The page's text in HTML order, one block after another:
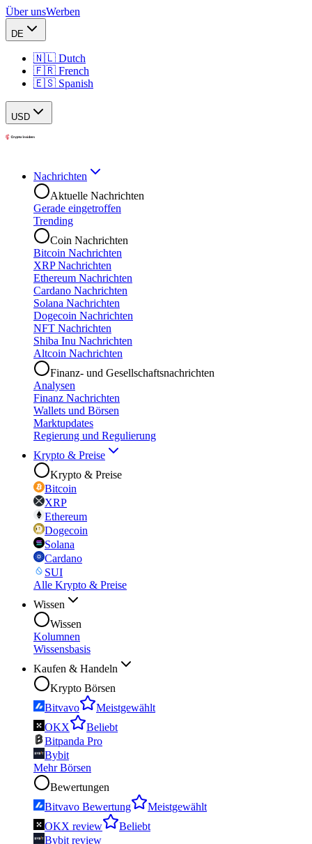
Über unsWerben
DE
🇳🇱 Dutch
🇫🇷 French
🇪🇸 Spanish
USD
Nachrichten
Aktuelle Nachrichten
Gerade eingetroffen
Trending
Coin Nachrichten
Bitcoin Nachrichten
XRP Nachrichten
Ethereum Nachrichten
Cardano Nachrichten
Solana Nachrichten
Dogecoin Nachrichten
NFT Nachrichten
Shiba Inu Nachrichten
Altcoin Nachrichten
Finanz- und Gesellschaftsnachrichten
Analysen
Finanz Nachrichten
Wallets und Börsen
Marktupdates
Regierung und Regulierung
Krypto & Preise
Krypto & Preise
Bitcoin
XRP
Ethereum
Dogecoin
Solana
Cardano
SUI
Alle Krypto & Preise
Wissen
Wissen
Kolumnen
Wissensbasis
Kaufen & Handeln
Krypto Börsen
Bitvavo
Meistgewählt
OKX
Beliebt
Bitpanda Pro
Bybit
Mehr Börsen
Bewertungen
Bitvavo Bewertung
Meistgewählt
OKX review
Beliebt
Bybit review